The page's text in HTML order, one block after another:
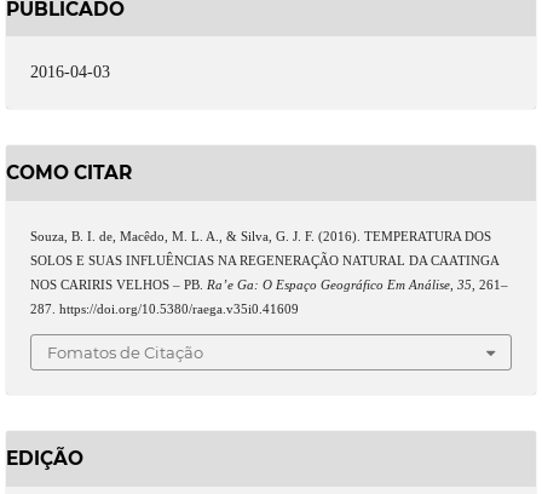
PUBLICADO
2016-04-03
COMO CITAR
Souza, B. I. de, Macêdo, M. L. A., & Silva, G. J. F. (2016). TEMPERATURA DOS
SOLOS E SUAS INFLUÊNCIAS NA REGENERAÇÃO NATURAL DA CAATINGA
NOS CARIRIS VELHOS – PB. Ra’e Ga: O Espaço Geográfico Em Análise, 35 , 261–
287. https://doi.org/10.5380/raega.v35i0.41609
Fomatos de Citação
EDIÇÃO